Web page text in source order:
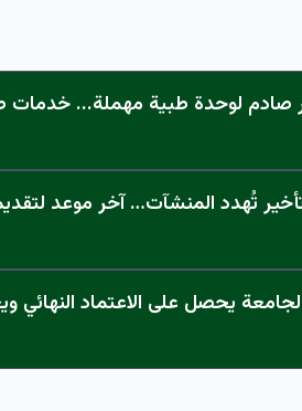
صادم لوحدة طبية مهملة... خدمات
تُهدد المنشآت… آخر موعد